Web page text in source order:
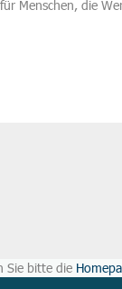
Menschen, die
Sie bitte die